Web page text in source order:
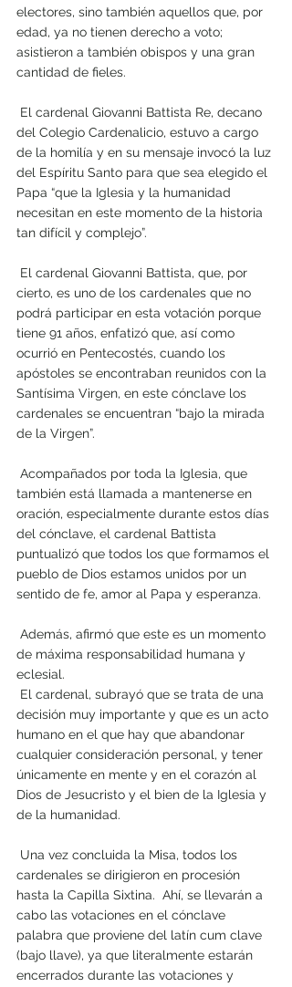
electores, sino también aquellos que, por
edad, ya no tienen derecho a voto;
asistieron a también obispos y una gran
cantidad de fieles.
El cardenal Giovanni Battista Re, decano
del Colegio Cardenalicio, estuvo a cargo
de la homilía y en su mensaje invocó la luz
del Espíritu Santo para que sea elegido el
Papa “que la Iglesia y la humanidad
necesitan en este momento de la historia
tan difícil y complejo”.
El cardenal Giovanni Battista, que, por
cierto, es uno de los cardenales que no
podrá participar en esta votación porque
tiene 91 años, enfatizó que, así como
ocurrió en Pentecostés, cuando los
apóstoles se encontraban reunidos con la
Santísima Virgen, en este cónclave los
cardenales se encuentran “bajo la mirada
de la Virgen”.
Acompañados por toda la Iglesia, que
también está llamada a mantenerse en
oración, especialmente durante estos días
del cónclave, el cardenal Battista
puntualizó que todos los que formamos el
pueblo de Dios estamos unidos por un
sentido de fe, amor al Papa y esperanza.
Además, afirmó que este es un momento
de máxima responsabilidad humana y
eclesial.
El cardenal, subrayó que se trata de una
decisión muy importante y que es un acto
humano en el que hay que abandonar
cualquier consideración personal, y tener
únicamente en mente y en el corazón al
Dios de Jesucristo y el bien de la Iglesia y
de la humanidad.
Una vez concluida la Misa, todos los
cardenales se dirigieron en procesión
hasta la Capilla Sixtina.  Ahí, se llevarán a
cabo las votaciones en el cónclave
palabra que proviene del latín cum clave
(bajo llave), ya que literalmente estarán
encerrados durante las votaciones y